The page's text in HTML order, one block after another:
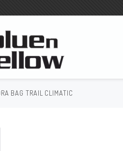
BAG TRAIL CLIMATIC